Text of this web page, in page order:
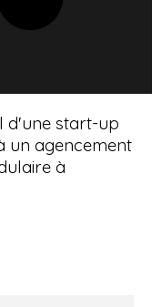
d'une start-up
un agencement
à